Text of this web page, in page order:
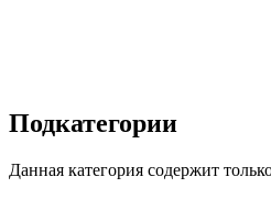
Подкатегории
Данная категория содержит